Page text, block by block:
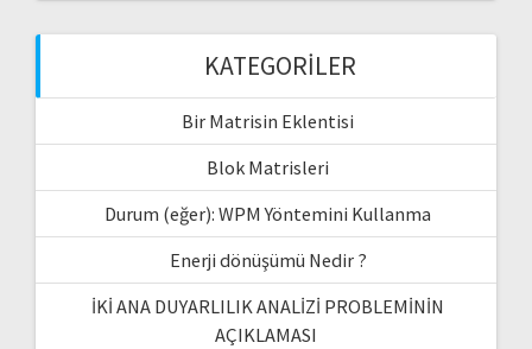
KATEGORILER
Bir Matrisin Eklentisi
Blok Matrisleri
Durum (eğer): WPM Yöntemini Kullanma
Enerji dönüşümü Nedir ?
İKİ ANA DUYARLILIK ANALİZİ PROBLEMİNİN
AÇIKLAMASI